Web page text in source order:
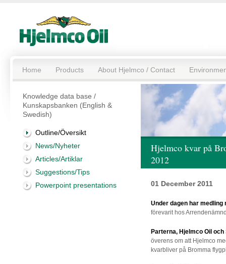
Home Products About Hjelmco / Contact
Knowledge data base /
Kunskapsbanken (English &
Swedish)
Outline/Översikt
News/Nyheter
Articles/Artiklar
Suggestions/Tips
Powerpoint presentations
Hjelmco kvar på
2012
01 December 2011
Under dagen har medling
förevarit hos
Parterna, Hjelmco Oil
överens om att Hjelmco
kvarbliver på Bromma